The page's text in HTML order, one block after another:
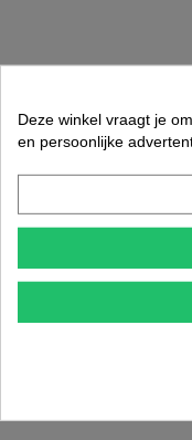
Deze winkel vraagt je
en persoonlijke